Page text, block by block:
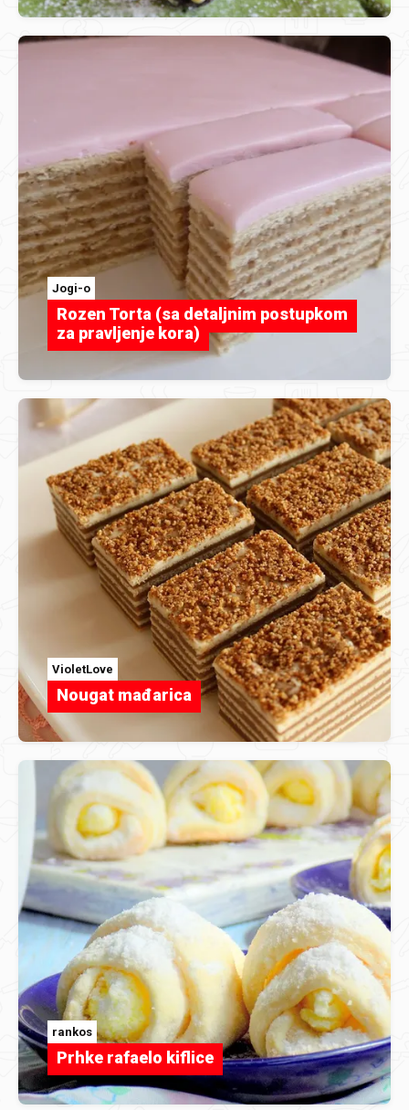
Jogi-o
Rozen Torta (sa detaljnim postupkom
za pravljenje kora)
VioletLove
Nougat mađarica
rankos
Prhke rafaelo kiflice